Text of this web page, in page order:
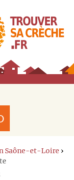
Saône-et-Loire ›